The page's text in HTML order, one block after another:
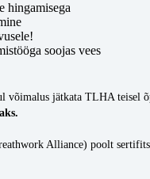
hingamisega
soojas vees
võimalus jätkata TLHA teisel
Alliance) poolt